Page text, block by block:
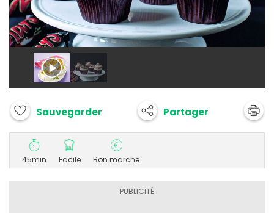
Sauvegarder Partager
45min Facile Bon marché